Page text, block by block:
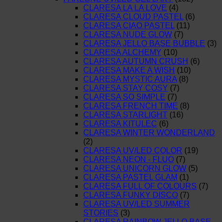
CLARESA LA LA LOVE (4)
CLARESA CLOUD PASTEL (6)
CLARESA CIAO PASTEL (11)
CLARESA NUDE GLOW (7)
CLARESA JELLO BASE BUBBLE (3)
CLARESA ALCHEMY (10)
CLARESA AUTUMN CRUSH (6)
CLARESA MAKE A WISH (10)
CLARESA MYSTIC AURA (8)
CLARESA STAY COSY (7)
CLARESA SO SIMPLE (7)
CLARESA FRENCH TIME (8)
CLARESA STARLIGHT (16)
CLARESA KITULEC (6)
CLARESA WINTER WONDERLAND
(2)
CLARESA UV/LED COLOR (19)
CLARESA NEON - FLUO (7)
CLARESA UNICORN GLOW (5)
CLARESA PASTEL GLAM (1)
CLARESA FULL OF COLOURS (7)
CLARESA FUNKY DISCO (7)
CLARESA UV/LED SUMMER
STORIES (3)